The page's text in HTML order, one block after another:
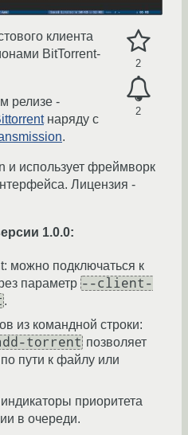
2
2
клиента
BitTorrent-
релизе -
наряду с
.
и использует фреймворк
Лицензия -
1.0.0:
можно подключаться к
параметр --client-
.
из командной строки:
torrent позволяет
пути к файлу или
приоритета
в очереди.